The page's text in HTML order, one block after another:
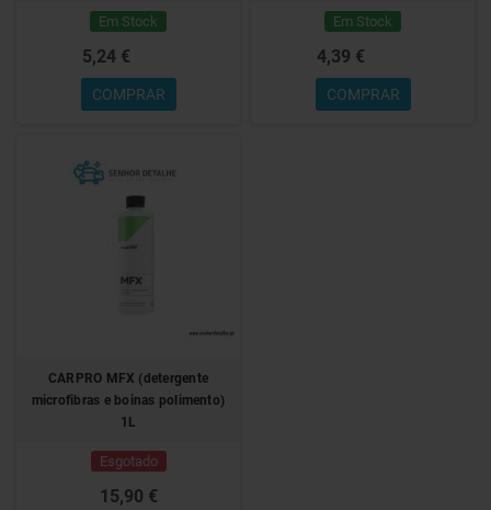
Em Stock
5,24 €
COMPRAR
Em Stock
4,39 €
COMPRAR
CARPRO MFX (detergente
microfibras e boinas polimento)
1L
Esgotado
15,90 €